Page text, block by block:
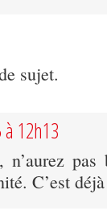
sujet.
12h13
n’aurez
C’est